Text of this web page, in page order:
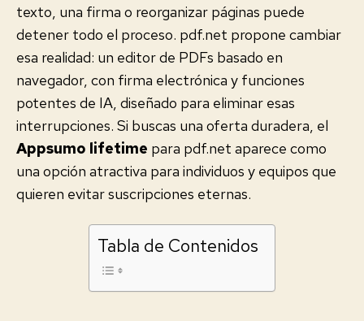
texto, una firma o reorganizar páginas puede
detener todo el proceso. pdf.net propone cambiar
esa realidad: un editor de PDFs basado en
navegador, con firma electrónica y funciones
potentes de IA, diseñado para eliminar esas
interrupciones. Si buscas una oferta duradera, el
Appsumo lifetime para pdf.net aparece como
una opción atractiva para individuos y equipos que
quieren evitar suscripciones eternas.
Tabla de Contenidos